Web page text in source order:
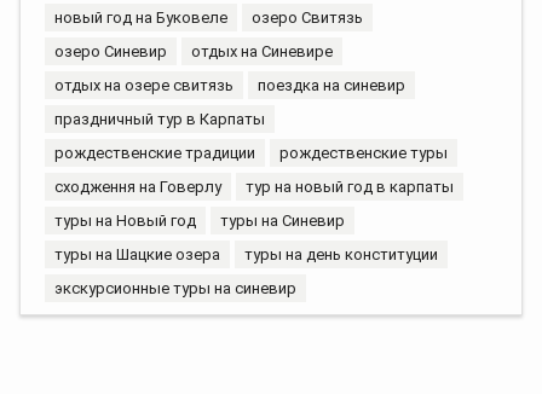
новый год на Буковеле
озеро Свитязь
озеро Синевир
отдых на Синевире
отдых на озере свитязь
поездка на синевир
праздничный тур в Карпаты
рождественские традиции
рождественские туры
сходження на Говерлу
тур на новый год в карпаты
туры на Новый год
туры на Синевир
туры на Шацкие озера
туры на день конституции
экскурсионные туры на синевир